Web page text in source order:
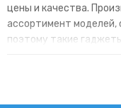
цены и качества.
ассортимент
поэтому такие
линейки